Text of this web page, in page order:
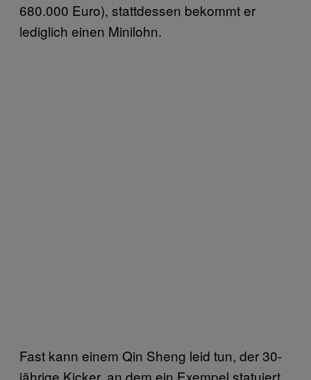
680.000 Euro), stattdessen bekommt er
lediglich einen Minilohn.
Fast kann einem Qin Sheng leid tun, der 30-